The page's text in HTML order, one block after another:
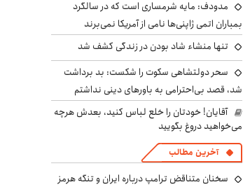
مدودف: مایه شرمساری است که در سالگرد
بمباران اتمی ژاپنی‌ها نامی از آمریکا نمی‌برند
تنها منشاء شاد بودن در زندگی کشف شد
سحر دولتشاهی سکوت را شکست: بد برداشت
شد، قصد بی‌احترامی به باورهای دینی نداشتم
آقایان! خودتان را خلع لباس کنید، بعدش هرچه
می‌خواهید دروغ بگویید
آخرین مطالب
سخنان متناقض ترامپ درباره ایران و تنگه هرمز